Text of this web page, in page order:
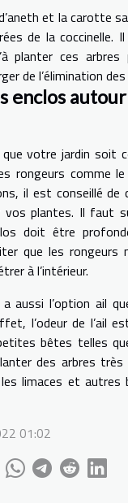
et la carotte
de la coccinelle.
planter ces
de l’élimination
enclos
votre jardin soit
rongeurs comme
il est conseillé de
vos plantes. Il faut
doit être
que les rongeurs
à l’intérieur.
aussi l’option ail
l’odeur de l’ail
bêtes telles
des arbres
limaces et autres
01:02